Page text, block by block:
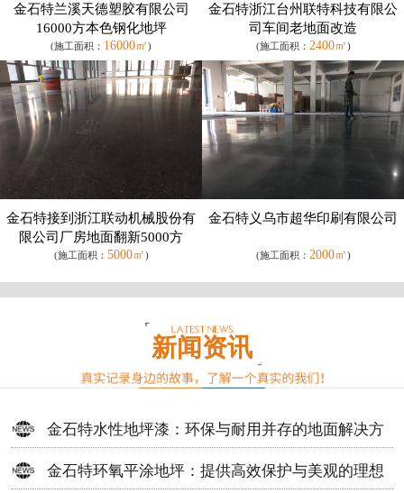
金石特兰溪天德塑胶有限公司
16000方本色钢化地坪
(施工面积： 16000㎡)
金石特浙江台州联特科技有限公
司车间老地面改造
(施工面积： 2400㎡)
金石特接到浙江联动机械股份有
限公司厂房地面翻新5000方
(施工面积： 5000㎡)
金石特义乌市超华印刷有限公司
(施工面积： 2000㎡)
新闻资讯
金石特水性地坪漆：环保与耐用并存的地面解决方
案
金石特环氧平涂地坪：提供高效保护与美观的理想